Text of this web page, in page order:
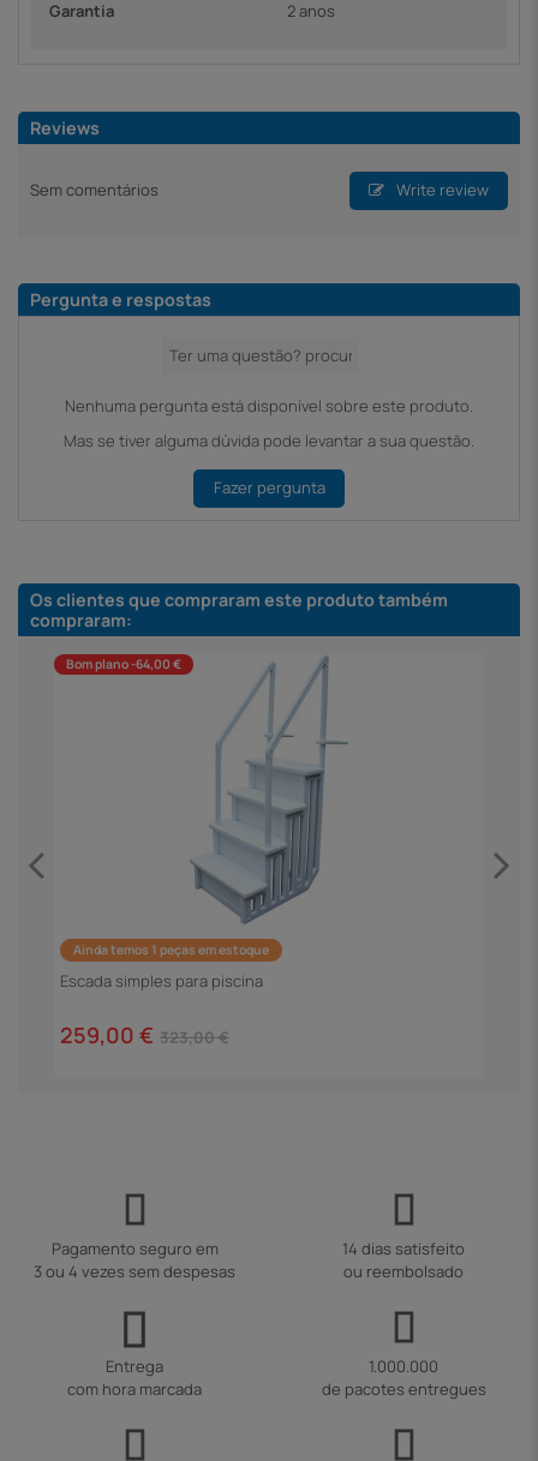
Garantia 2 anos
Reviews
Sem comentários Write review
Pergunta e respostas
Nenhuma pergunta está disponível sobre este produto.
Mas se tiver alguma dúvida pode levantar a sua questão.
Fazer pergunta
Os clientes que compraram este produto também
compraram:
Bom plano -64,00 €
Ainda temos 1 peças em estoque
Escada simples para piscina
259,00 € 323,00 €
Pagamento seguro em
3 ou 4 vezes sem despesas
14 dias satisfeito
ou reembolsado
Entrega
com hora marcada
1.000.000
de pacotes entregues